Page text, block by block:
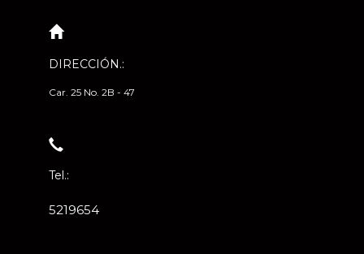
DIRECCIÓN.:
Car. 25 No. 2B - 47
Tel.:
5219654